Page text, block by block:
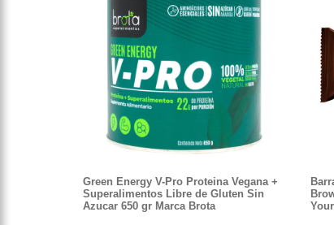
Green Energy V-Pro Proteina Vegana +
Superalimentos Libre de Gluten Sin
Azucar 650 gr Marca Brota